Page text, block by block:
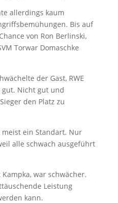
allerdings kaum
Bis auf
von Ron Berlinski,
Torwar Domaschke
der Gast, RWE
Nicht gut und
den Platz zu
ein Standart. Nur
alle schwach ausgeführt
war schwächer.
Leistung
kann.